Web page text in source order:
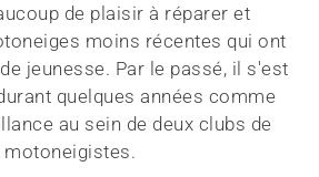
de plaisir à réparer et
moins récentes qui ont
jeunesse. Par le passé, il s'est
quelques années comme
au sein de deux clubs de
motoneigistes.